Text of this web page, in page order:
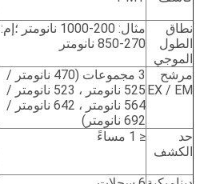
نطاق
الطول
الموجي
مثال: 200-1000 نانومتر ؛إم:
270-850 نانومتر
مرشح
EX / EM
3 مجموعات (470 نانومتر /
525 نانومتر ، 523 نانومتر /
564 نانومتر ، 642 نانومتر /
692 نانومتر)
حد
الكشف
≤ 1 مساءً